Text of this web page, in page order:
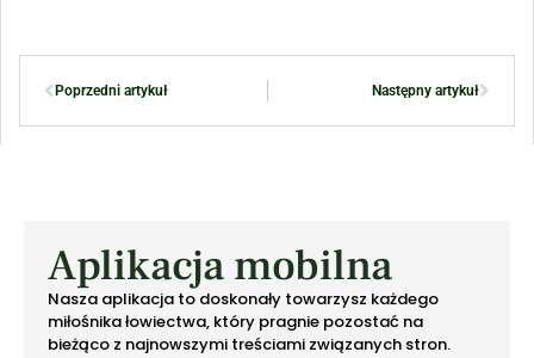
Poprzedni artykuł Następny artykuł
Aplikacja mobilna
Nasza aplikacja to doskonały towarzysz każdego
miłośnika łowiectwa, który pragnie pozostać na
bieżąco z najnowszymi treściami związanych stron.